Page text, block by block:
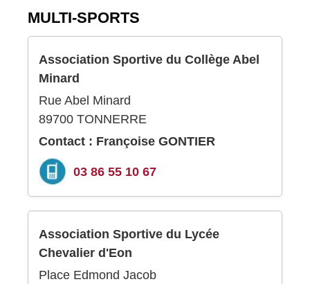
MULTI-SPORTS
Association Sportive du Collège Abel
Minard
Rue Abel Minard
89700 TONNERRE
Contact : Françoise GONTIER
03 86 55 10 67
Association Sportive du Lycée
Chevalier d'Eon
Place Edmond Jacob